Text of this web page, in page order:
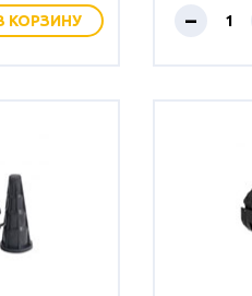
КОРЗИНУ –